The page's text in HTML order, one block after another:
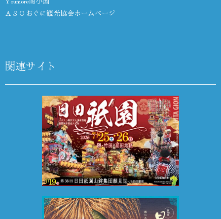
ＡＳＯおぐに観光協会ホームページ
関連サイト